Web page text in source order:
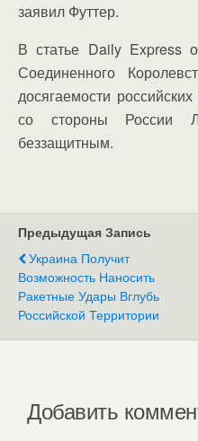
заявил Футтер.
В статье Daily Express
Соединенного
досягаемости
со стороны России
беззащитным.
Предыдущая Запись
Украина Получит
Возможность Наносить
Ракетные Удары Вглубь
Российской Территории
Добавить